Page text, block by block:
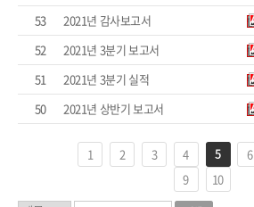
53
2021년 감사보고서
52
2021년 3분기 보고서
51
2021년 3분기 실적
50
2021년 상반기 보고서
1 2 3 4 5 6
9
10